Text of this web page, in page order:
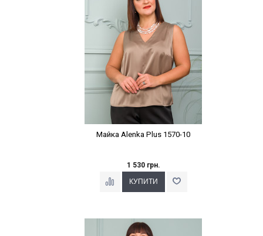
Майка Alenka Plus 1570-10
1 530 грн.
Наклейки Варіант з %